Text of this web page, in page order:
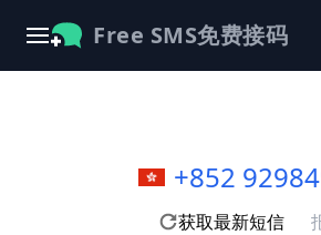
Free SMS免费接码
+852
获取最新短信